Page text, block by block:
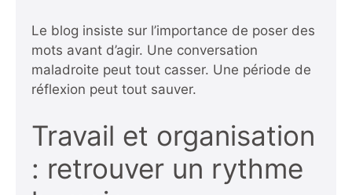
Le blog insiste sur l’importance de poser des
mots avant d’agir. Une conversation
maladroite peut tout casser. Une période de
réflexion peut tout sauver.
Travail et organisation
: retrouver un rythme